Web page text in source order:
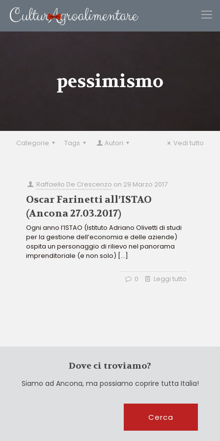
pessimismo
Categorie Tags Autori Vedi tutto
Raffaello De Crescenzo on 29 Marzo 2017
Oscar Farinetti all’ISTAO
(Ancona 27.03.2017)
Ogni anno l’ISTAO (Istituto Adriano Olivetti di studi
per la gestione dell’economia e delle aziende)
ospita un personaggio di rilievo nel panorama
imprenditoriale (e non solo) […]
0 Leggi tutto
Dove ci troviamo?
Siamo ad Ancona, ma possiamo coprire tutta Italia!
Cerca